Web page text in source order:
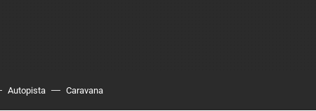
Autopista Caravana